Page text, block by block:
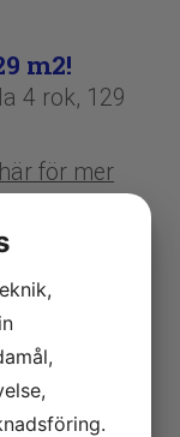
m2!
4 rok, 129
för mer